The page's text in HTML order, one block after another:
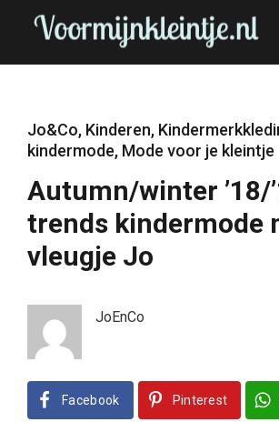
Jo&Co, Kinderen,
kindermode, Mode voor je kleintje
Autumn/winter ’18/
trends kindermode
vleugje Jo
JoEnCo
Facebook Pinterest